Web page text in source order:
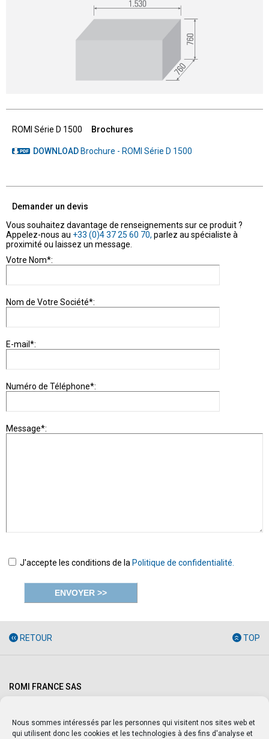
Nous sommes intéressés par les personnes qui visitent nos sites web et
qui utilisent donc les cookies et les technologies à des fins d'analyse et
ROMI Série D 1500 Brochures
DOWNLOAD Brochure - ROMI Série D 1500
Demander un devis
Vous souhaitez davantage de renseignements sur ce produit ?
Appelez-nous au +33 (0)4 37 25 60 70, parlez au spécialiste à
proximité ou laissez un message.
Votre Nom*:
Nom de Votre Société*:
E-mail*:
Numéro de Téléphone*:
Message*:
J'accepte les conditions de la Politique de confidentialité.
RETOUR TOP
ROMI FRANCE SAS
Phone:+33 (0)4 37 25 60 70 E-mail:infos@romifrance.fr
Contactez-nous